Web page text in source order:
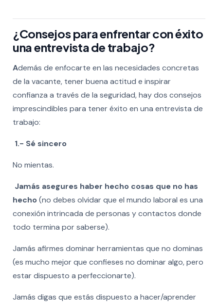
¿Consejos para enfrentar con éxito
una entrevista de trabajo?
Además de enfocarte en las necesidades concretas
de la vacante, tener buena actitud e inspirar
confianza a través de la seguridad, hay dos consejos
imprescindibles para tener éxito en una entrevista de
trabajo:
1.- Sé sincero
No mientas.
Jamás asegures haber hecho cosas que no has
hecho (no debes olvidar que el mundo laboral es una
conexión intrincada de personas y contactos donde
todo termina por saberse).
Jamás afirmes dominar herramientas que no dominas
(es mucho mejor que confieses no dominar algo, pero
estar dispuesto a perfeccionarte).
Jamás digas que estás dispuesto a hacer/aprender